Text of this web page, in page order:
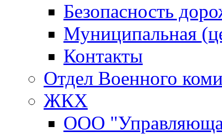
Безопасность
Муниципальная
Контакты
Отдел Военного
ЖКХ
ООО